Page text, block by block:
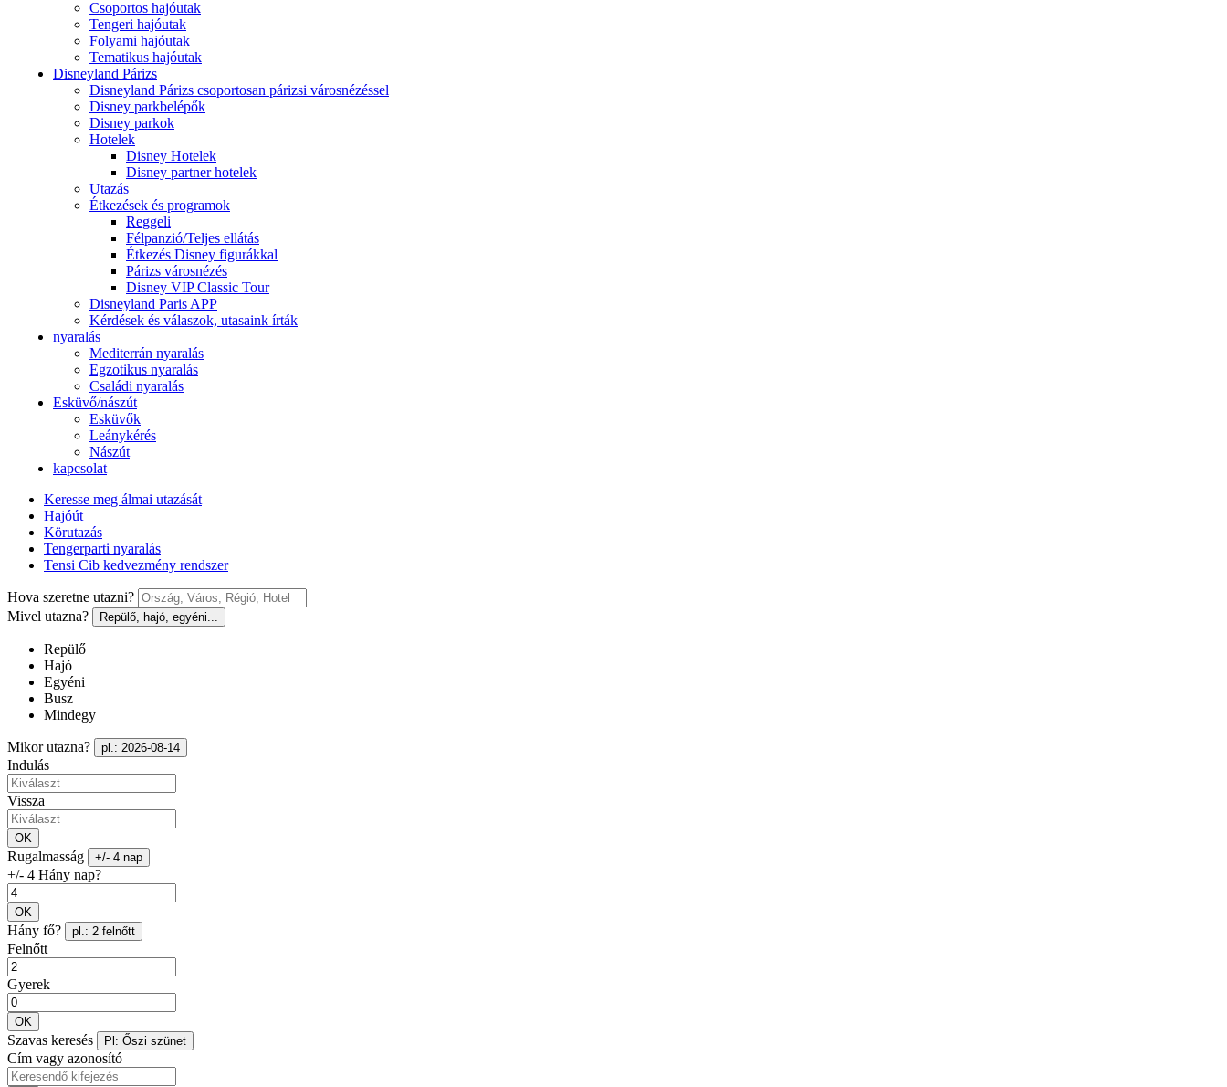
Csoportos hajóutak
Tengeri hajóutak
Folyami hajóutak
Tematikus hajóutak
Disneyland Párizs
Disneyland Párizs csoportosan párizsi városnézéssel
Disney parkbelépők
Disney parkok
Hotelek
Disney Hotelek
Disney partner hotelek
Utazás
Étkezések és programok
Reggeli
Félpanzió/Teljes ellátás
Étkezés Disney figurákkal
Párizs városnézés
Disney VIP Classic Tour
Disneyland Paris APP
Kérdések és válaszok, utasaink írták
nyaralás
Mediterrán nyaralás
Egzotikus nyaralás
Családi nyaralás
Esküvő/nászút
Esküvők
Leánykérés
Nászút
kapcsolat
Keresse meg álmai utazását
Hajóút
Körutazás
Tengerparti nyaralás
Tensi Cib kedvezmény rendszer
Hova szeretne utazni?
Mivel utazna?
Repülő, hajó, egyéni...
Repülő
Hajó
Egyéni
Busz
Mindegy
Mikor utazna? pl.: 2026-08-14
Indulás
Vissza
OK
Rugalmasság +/- 4 nap
+/- 4 Hány nap?
OK
Hány fő? pl.: 2 felnőtt
Felnőtt
Gyerek
OK
Szavas keresés Pl: Őszi szünet
Cím vagy azonosító